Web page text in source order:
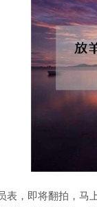
表，即将翻拍，马